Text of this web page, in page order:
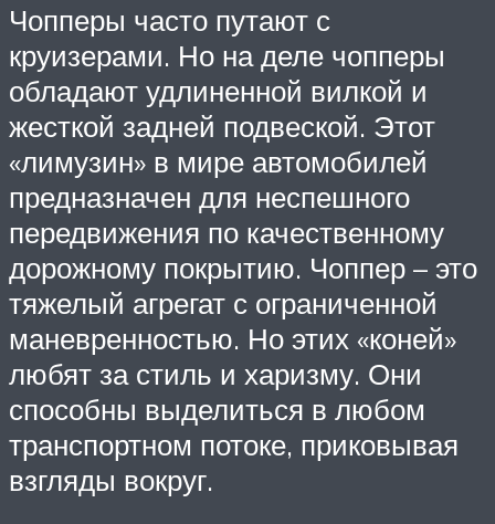
Чопперы часто путают с
круизерами. Но на деле чопперы
обладают удлиненной вилкой и
жесткой задней подвеской. Этот
«лимузин» в мире автомобилей
предназначен для неспешного
передвижения по качественному
дорожному покрытию. Чоппер – это
тяжелый агрегат с ограниченной
маневренностью. Но этих «коней»
любят за стиль и харизму. Они
способны выделиться в любом
транспортном потоке, приковывая
взгляды вокруг.